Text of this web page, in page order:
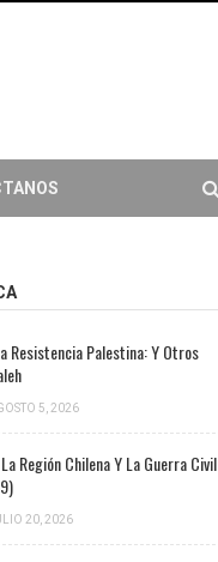
Resistencia Palestina: Y Otros
5, 2026
Región Chilena Y La Guerra Civil
20, 2026